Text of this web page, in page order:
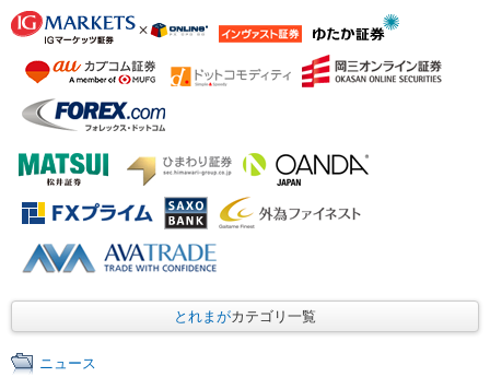
とれまがカテゴリ一覧
ニュース